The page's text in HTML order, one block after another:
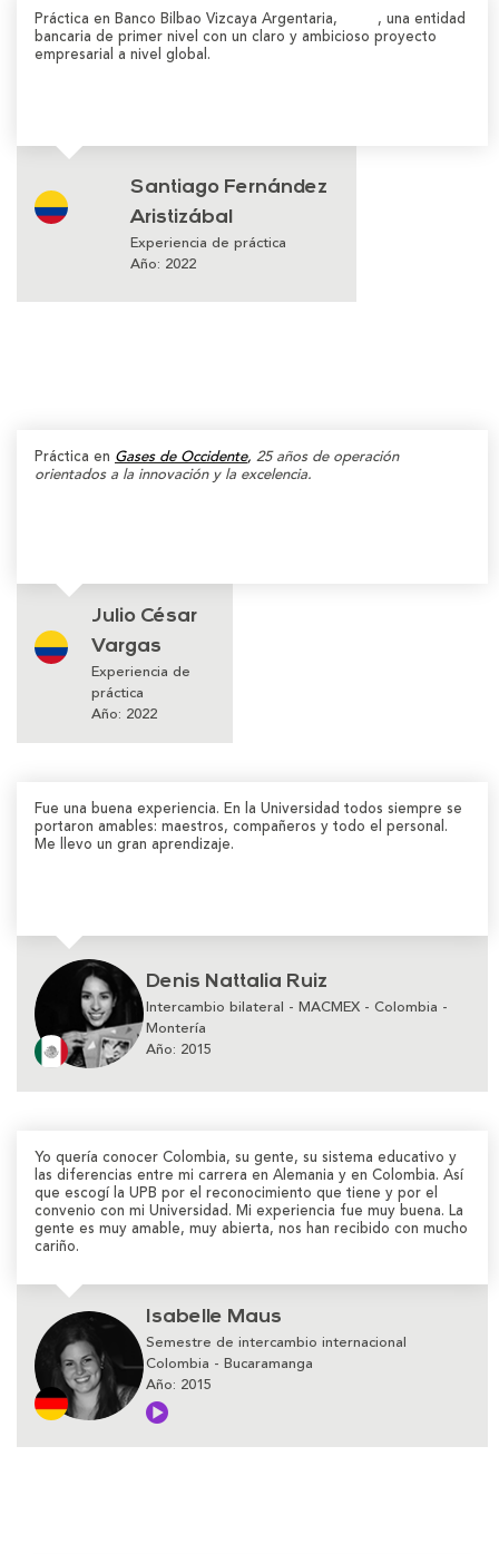
Práctica en Banco Bilbao Vizcaya Argentaria, , una entidad
bancaria de primer nivel con un claro y ambicioso proyecto
empresarial a nivel global.
Santiago Fernández
Aristizábal
Experiencia de práctica
Año: 2022
Práctica en Gases de Occidente, 25 años de operación
orientados a la innovación y la excelencia.
Julio César
Vargas
Experiencia de
práctica
Año: 2022
Fue una buena experiencia. En la Universidad todos siempre se
portaron amables: maestros, compañeros y todo el personal.
Me llevo un gran aprendizaje.
Denis Nattalia Ruiz
Intercambio bilateral - MACMEX - Colombia -
Montería
Año: 2015
Yo quería conocer Colombia, su gente, su sistema educativo y
las diferencias entre mi carrera en Alemania y en Colombia. Así
que escogí la UPB por el reconocimiento que tiene y por el
convenio con mi Universidad. Mi experiencia fue muy buena. La
gente es muy amable, muy abierta, nos han recibido con mucho
cariño.
Isabelle Maus
Semestre de intercambio internacional
Colombia - Bucaramanga
Año: 2015